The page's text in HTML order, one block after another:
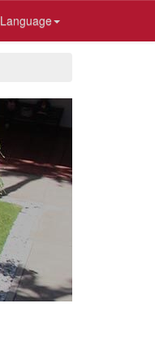
Language